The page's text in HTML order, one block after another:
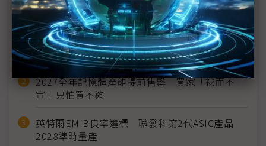
近７天熱門報導
MLCC訂單過熱、出貨比創高 村田示警全球AI基
建熱潮將趨緩
2027全年記憶體產能提前售罄 買家「祕而不
宣」只怕買不夠
英特爾EMIB良率達標 聯發科第2代ASIC產品
2028準時量產